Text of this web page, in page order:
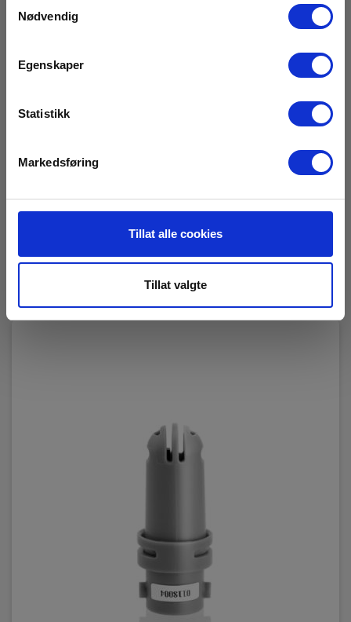
Nødvendig
Egenskaper
Statistikk
Markedsføring
Tillat alle cookies
Tillat valgte
EAN 5391521436085
RING FOR PRIS +47 22 10 42 70
Les mer